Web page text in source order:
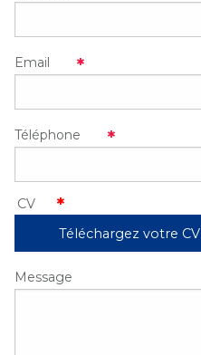
Email
Téléphone
Téléchargez votre CV
Message